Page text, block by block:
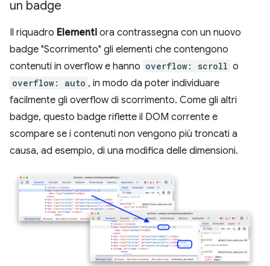
un badge
Il riquadro Elementi ora contrassegna con un nuovo
badge "Scorrimento" gli elementi che contengono
contenuti in overflow e hanno overflow: scroll o
overflow: auto , in modo da poter individuare
facilmente gli overflow di scorrimento. Come gli altri
badge, questo badge riflette il DOM corrente e
scompare se i contenuti non vengono più troncati a
causa, ad esempio, di una modifica delle dimensioni.